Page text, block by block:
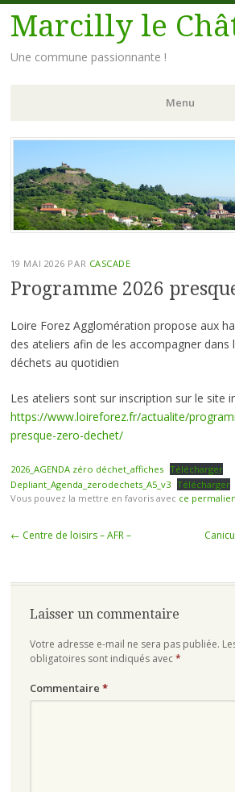
Marcilly le
Une commune passionnante !
Menu
Aller
contenu
principal
19 MAI 2026 PAR CASCADE
Programme 2026
Loire Forez Agglomération propose aux
des ateliers afin de les accompagner dans
déchets au quotidien
Les ateliers sont sur inscription sur le site
https://www.loireforez.fr/actualite/
presque-zero-dechet/
2026_AGENDA zéro déchet_affiches Télécharger
Depliant_Agenda_zerodechets_A5_v3 Télécharger
Vous pouvez la mettre en favoris avec ce permalien
Navigation
← Centre de loisirs – AFR –
Laisser un commentaire
Votre adresse e-mail ne sera pas publiée.
obligatoires sont indiqués avec*
Commentaire *